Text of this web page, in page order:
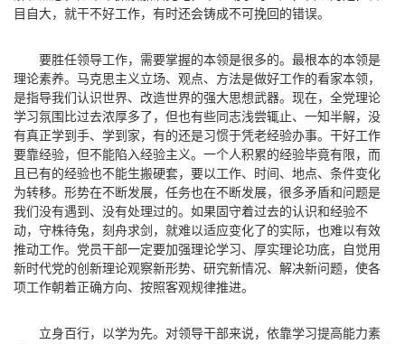
目自大，就干不好工作，有时还会铸成不可挽回的错误。
要胜任领导工作，需要掌握的本领是很多的。最根本的本领是
理论素养。马克思主义立场、观点、方法是做好工作的看家本领，
是指导我们认识世界、改造世界的强大思想武器。现在，全党理论
学习氛围比过去浓厚多了，但也有些同志浅尝辄止、一知半解，没
有真正学到手、学到家，有的还是习惯于凭老经验办事。干好工作
要靠经验，但不能陷入经验主义。一个人积累的经验毕竟有限，而
且已有的经验也不能生搬硬套，要以工作、时间、地点、条件变化
为转移。形势在不断发展，任务也在不断发展，很多矛盾和问题是
我们没有遇到、没有处理过的。如果固守着过去的认识和经验不
动，守株待兔，刻舟求剑，就难以适应变化了的实际，也难以有效
推动工作。党员干部一定要加强理论学习、厚实理论功底，自觉用
新时代党的创新理论观察新形势、研究新情况、解决新问题，使各
项工作朝着正确方向、按照客观规律推进。
立身百行，以学为先。对领导干部来说，依靠学习提高能力素